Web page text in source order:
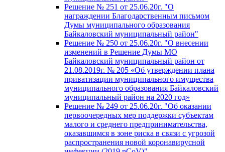
Решение № 251 от 25.06.20г. "О
награждении Благодарственным письмом
Думы муниципального образования
Байкаловский муниципальный район"
Решение № 250 от 25.06.20г. "О внесении
изменений в Решение Думы МО
Байкаловский муниципальный район от
21.08.2019г. № 205 «Об утверждении плана
приватизации муниципального имущества
муниципального образования Байкаловский
муниципальный район на 2020 год»
Решение № 249 от 25.06.20г. "Об оказании
первоочередных мер поддержки субъектам
малого и среднего предпринимательства,
оказавшимся в зоне риска в связи с угрозой
распространения новой коронавирусной